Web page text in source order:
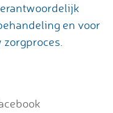
en voor